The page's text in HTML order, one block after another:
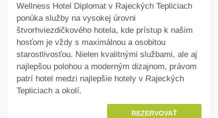
Wellness Hotel Diplomat v Rajeckých Tepliciach
ponúka služby na vysokej úrovni
štvorhviezdičkového hotela, kde prístup k našim
hosťom je vždy s maximálnou a osobitou
starostlivosťou. Nielen kvalitnými službami, ale aj
najlepšou polohou a moderným dizajnom, právom
patrí hotel medzi najlepšie hotely v Rajeckých
Tepliciach a okolí.
REZERVOVAŤ